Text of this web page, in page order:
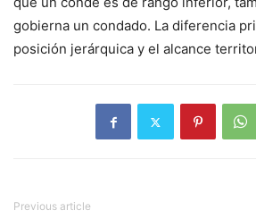
gobierna un condado. La diferencia
posición jerárquica y el alcance
Previous article